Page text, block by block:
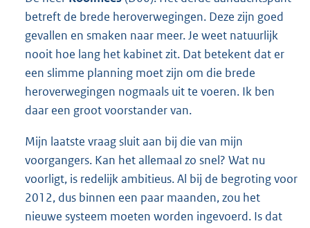
betreft de brede heroverwegingen. Deze zijn goed
gevallen en smaken naar meer. Je weet natuurlijk
nooit hoe lang het kabinet zit. Dat betekent dat er
een slimme planning moet zijn om die brede
heroverwegingen nogmaals uit te voeren. Ik ben
daar een groot voorstander van.
Mijn laatste vraag sluit aan bij die van mijn
voorgangers. Kan het allemaal zo snel? Wat nu
voorligt, is redelijk ambitieus. Al bij de begroting voor
2012, dus binnen een paar maanden, zou het
nieuwe systeem moeten worden ingevoerd. Is dat